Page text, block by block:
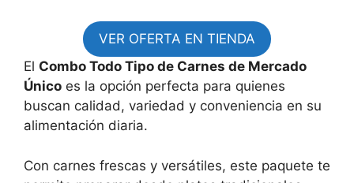
VER OFERTA EN TIENDA
El Combo Todo Tipo de Carnes de Mercado
Único es la opción perfecta para quienes
buscan calidad, variedad y conveniencia en su
alimentación diaria.
Con carnes frescas y versátiles, este paquete te